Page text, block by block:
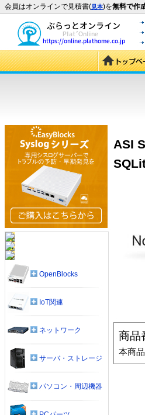
会員はオンラインで見積書(見本)を無料で作
ASI
商品
本商
OpenBlocks
IoT関連
ネットワーク
サーバ・ストレージ
パソコン・周辺機器